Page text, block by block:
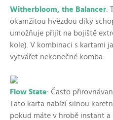
Witherbloom, the Balancer:
okamžitou hvězdou díky
umožňuje přijít na bojiště
kole). V kombinaci s kartami
vytvářet nekonečné komba.
Flow State: Často
Tato karta nabízí silnou
pokud máte v hrobě instant a